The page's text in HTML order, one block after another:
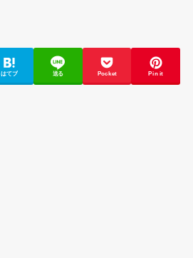
はてブ 送る Pocket Pin it